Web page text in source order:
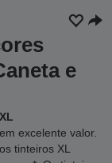
e
excelente valor.
tinteiros XL